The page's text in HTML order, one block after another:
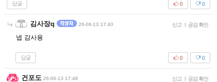
답글 0
0
김사장q 26-06-13 17:40 신고 | 공감 확인
넵 감사용
답글 0
0
건포도 26-06-13 17:48 신고 | 공감 확인